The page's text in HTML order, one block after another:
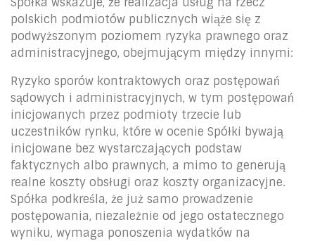
polskich podmiotów publicznych wiąże się z
podwyższonym poziomem ryzyka prawnego oraz
administracyjnego, obejmującym między innymi:
Ryzyko sporów kontraktowych oraz postępowań
sądowych i administracyjnych, w tym postępowań
inicjowanych przez podmioty trzecie lub
uczestników rynku, które w ocenie Spółki bywają
inicjowane bez wystarczających podstaw
faktycznych albo prawnych, a mimo to generują
realne koszty obsługi oraz koszty organizacyjne.
Spółka podkreśla, że już samo prowadzenie
postępowania, niezależnie od jego ostatecznego
wyniku, wymaga ponoszenia wydatków na